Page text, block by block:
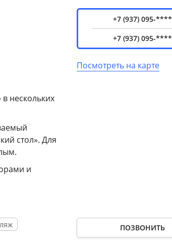
нескольких
стол». Для
и
+7 (937) 095-****
+7 (937) 095-****
Посмотреть на карте
ПОЗВОНИТЬ